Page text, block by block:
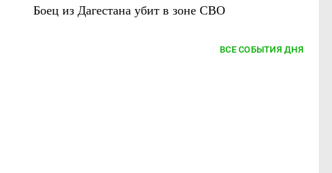
Боец из Дагестана убит в зоне СВО
ВСЕ СОБЫТИЯ ДНЯ